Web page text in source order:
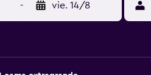
- vie. 14/8